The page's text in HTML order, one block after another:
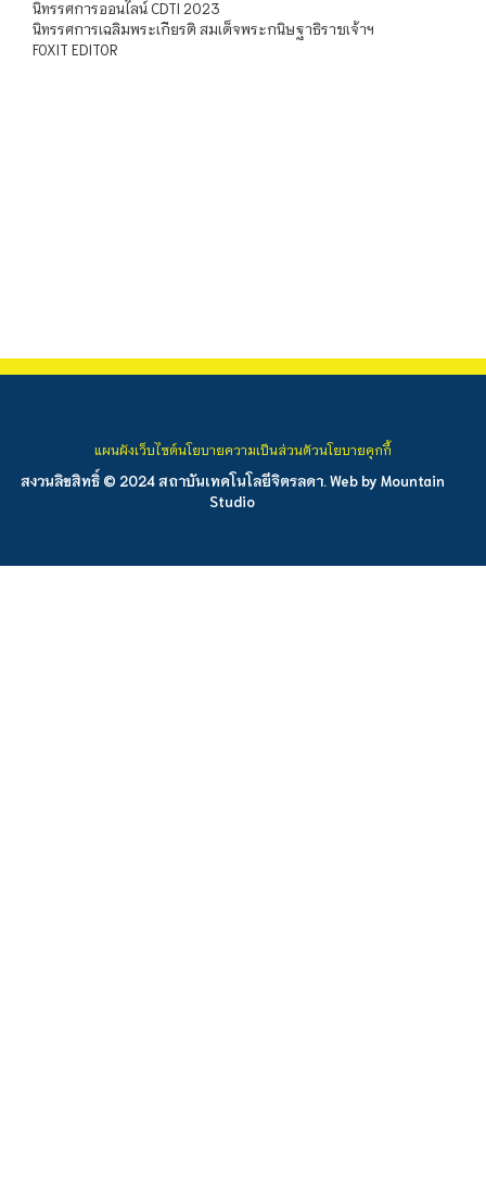
นิทรรศการออนไลน์ CDTI 2023
นิทรรศการเฉลิมพระเกียรติ สมเด็จพระกนิษฐาธิราชเจ้าฯ
FOXIT EDITOR
สงวนลิขสิทธิ์ © 2024 สถาบันเทคโนโลยีจิตรลดา. Web by Mountain
Studio
แผนผังเว็บไซต์นโยบายความเป็นส่วนตัวนโยบายคุกกี้